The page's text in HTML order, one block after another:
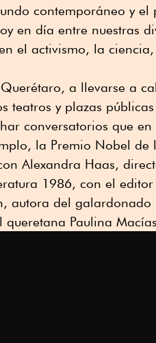
contemporáneo y el
en día entre nuestras
el activismo, la
a llevarse a
teatros y plazas
conversatorios que
la Premio Nobel de
Alexandra Haas,
1986, con el
autora del galardonado
Paulina